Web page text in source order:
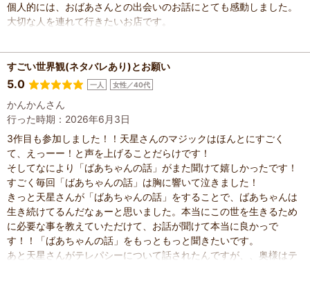
個人的には、おばあさんとの出会いのお話にとても感動しました。
大切な人を連れて行きたいお店です。
すごい世界観(ネタバレあり)とお願い
5.0 一人 女性／40代
かんかんさん
行った時期：2026年6月3日
3作目も参加しました！！天星さんのマジックはほんとにすごく
て、えっーー！と声を上げることだらけです！
そしてなにより「ばあちゃんの話」がまた聞けて嬉しかったです！
すごく毎回「ばあちゃんの話」は胸に響いて泣きました！
きっと天星さんが「ばあちゃんの話」をすることで、ばあちゃんは
生き続けてるんだなぁーと思いました。本当にこの世を生きるため
に必要な事を教えていただけて、お話が聞けて本当に良かっで
す！！「ばあちゃんの話」をもっともっと聞きたいです。
あと天星さんがテレパシーについて話されたんですが、、奥様はテ